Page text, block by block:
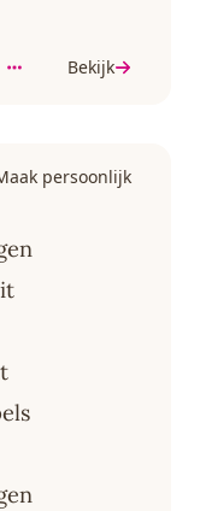
Bekijk
persoonlijk